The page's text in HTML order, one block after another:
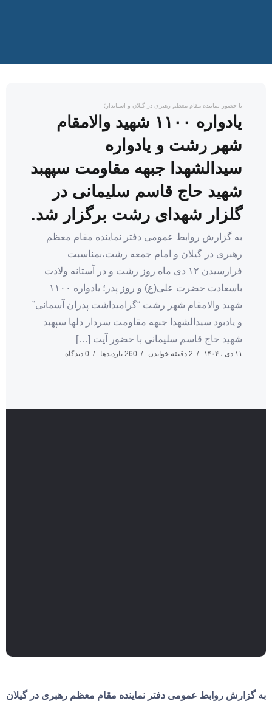
با حضور نماینده مقام معظم رهبری در گیلان و استاندار؛
یادواره ۱۱۰۰ شهید والامقام
شهر رشت و یادواره
سیدالشهدا جبهه مقاومت سپهبد
شهید حاج قاسم سلیمانی در
گلزار شهدای رشت برگزار شد.
به گزارش روابط عمومی دفتر نماینده مقام معظم
رهبری در گیلان و امام جمعه رشت،بمناسبت
فرارسیدن ۱۲ دی ماه روز رشت و در آستانه ولادت
باسعادت حضرت علی(ع) و روز پدر؛ یادواره ۱۱۰۰
شهید والامقام شهر رشت “گرامیداشت پدران آسمانی”
و یادبود سیدالشهدا جبهه مقاومت سردار دلها سپهبد
شهید حاج قاسم سلیمانی با حضور آیت […]
۱۱ دی ، ۱۴۰۴ 2 دقیقه خواندن 260 بازدیدها 0 دیدگاه
به گزارش روابط عمومی دفتر نماینده مقام معظم رهبری در گیلان